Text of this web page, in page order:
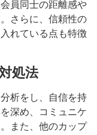
員同士の距離感や
さらに、信頼性の
れている点も特徴
処法
析をし、自信を持
深め、コミュニケ
また、他のカップ